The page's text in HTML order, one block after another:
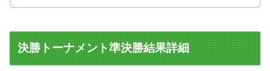
決勝トーナメント準決勝結果詳細